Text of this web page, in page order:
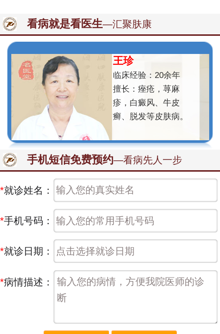
看病就是看医生—汇聚肤康
王珍
临床经验：20余年
擅长：痤疮，荨麻
疹，白癜风、牛皮
癣、脱发等皮肤病。
手机短信免费预约—看病先人一步
*就诊姓名：
*手机号码：
*就诊日期：
*病情描述：